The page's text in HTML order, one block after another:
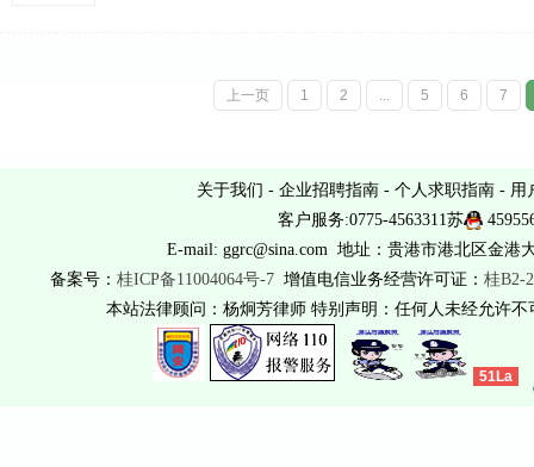
上一页 1 2 5 6 7
关于我们 - 企业招聘指南 - 个人求职指南 - 用
客户服务:0775-4563311苏
E-mail: ggrc@sina.com 地址：贵港市港北区金港
备案号： 桂ICP备11004064号-7增值电信业务经营许可证： 桂B2-
本站法律顾问：杨炯芳律师 特别声明：任何人未经允许
51La